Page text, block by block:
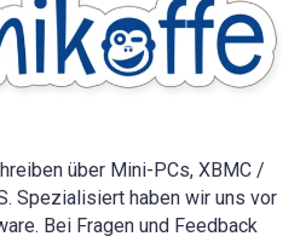
über Mini-PCs, XBMC /
Spezialisiert haben wir uns vor
Bei Fragen und Feedback